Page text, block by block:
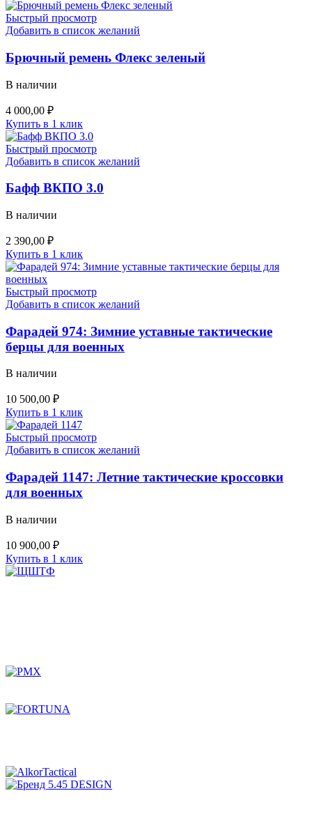
Быстрый просмотр
Добавить в список желаний
Брючный ремень Флекс зеленый
В наличии
4 000,00 ₽
Купить в 1 клик
Быстрый просмотр
Добавить в список желаний
Бафф ВКПО 3.0
В наличии
2 390,00 ₽
Купить в 1 клик
Быстрый просмотр
Добавить в список желаний
Фарадей 974: Зимние уставные тактические
берцы для военных
В наличии
10 500,00 ₽
Купить в 1 клик
Быстрый просмотр
Добавить в список желаний
Фарадей 1147: Летние тактические кроссовки
для военных
В наличии
10 900,00 ₽
Купить в 1 клик